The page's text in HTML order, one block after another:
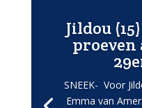
Jildou
proeven
SNEEK- Voor
Emma van